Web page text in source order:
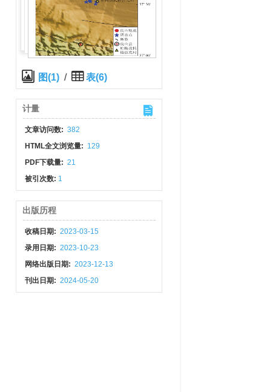
图(1) / 表(6)
计量
文章访问数: 382
HTML全文浏览量: 129
PDF下载量: 21
被引次数: 1
出版历程
收稿日期: 2023-03-15
录用日期: 2023-10-23
网络出版日期: 2023-12-13
刊出日期: 2024-05-20